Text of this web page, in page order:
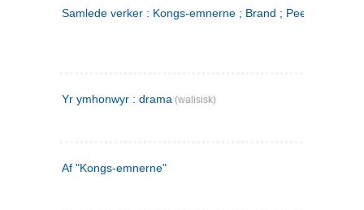
Samlede verker : Kongs-emnerne ; Brand ; Peer Gynt. 2
Yr ymhonwyr : drama (walisisk)
Af "Kongs-emnerne"